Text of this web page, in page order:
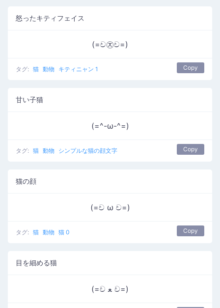
怒ったキティフェイス
(=ච㉨ච=)
タグ: 猫 動物 キティニャン 1 Copy
甘い子猫
(=^-ω-^=)
タグ: 猫 動物 シンプルな猫の顔文字 Copy
猫の顔
(=ච ω ච=)
タグ: 猫 動物 猫 0 Copy
目を細める猫
(=ච ﻌ ච=)